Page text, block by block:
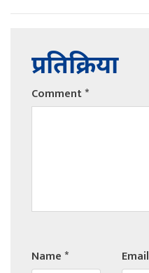
प्रतिक्रिया
Comment*
Name*